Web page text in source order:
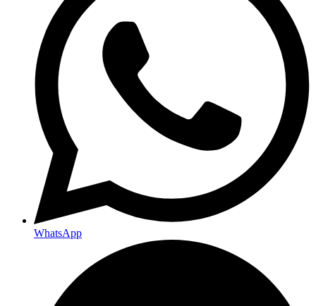
WhatsApp